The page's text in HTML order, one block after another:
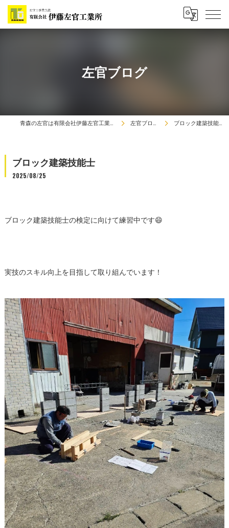
左官ブログ
青森の左官は有限会社伊藤左官工業所 左官ブログ ブロック建築技能士
ブロック建築技能士
2025/08/25
ブロック建築技能士の検定に向けて練習中です😄
実技のスキル向上を目指して取り組んでいます！